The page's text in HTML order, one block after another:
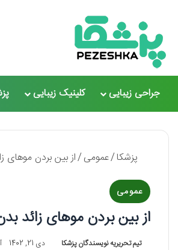
جراحی زیبایی کلینیک زیبایی
پزشکا/عمومی/از بین بردن موهای
عمومی
از بین بردن موهای زائد بدن
تیم تحریریه نویسندگان پزشکا دی 21, 1402